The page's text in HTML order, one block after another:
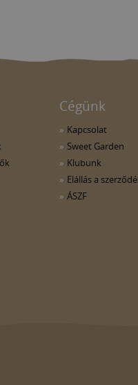
Cégünk
Kapcsolat
Sweet Garden
Klubunk
Elállás a
ÁSZF